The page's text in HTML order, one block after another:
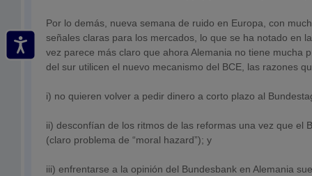
Por lo demás, nueva semana de ruido en Europa, con
señales claras para los mercados, lo que se ha notado en
vez parece más claro que ahora Alemania no tiene mucha
del sur utilicen el nuevo mecanismo del BCE, las razones
i) no quieren volver a pedir dinero a corto plazo al
ii) desconfían de los ritmos de las reformas una vez que el
(claro problema de “moral hazard”); y
iii) enfrentarse a la opinión del Bundesbank en Alemania